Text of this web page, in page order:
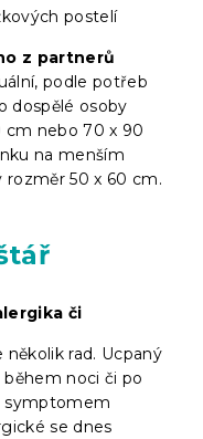
postelí
z partnerů
podle potřeb
dospělé osoby
cm nebo 70 x 90
na menším
50 x 60 cm.
či
rad. Ucpaný
během noci či po
symptomem
se dnes